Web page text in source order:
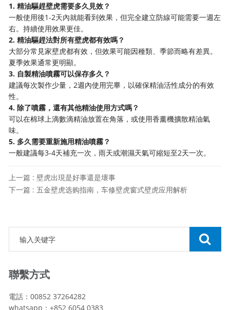
1. 精油驅趕壁虎需要多久見效？
一般使用後1-2天內就能看到效果，但完全建立防線可能需要一週左
右。持續使用效果更佳。
2. 精油驅趕法對所有壁虎都有效嗎？
大部分常見家壁虎都有效，但效果可能因種類、季節而略有差異。
夏季效果通常更明顯。
3. 自製精油噴霧可以保存多久？
建議每次製作少量，2週內使用完畢，以確保精油活性成分的有效
性。
4. 除了噴霧，還有其他精油使用方式嗎？
可以在棉球上滴數滴精油放置在角落，或使用香薰機擴散精油氣
味。
5. 多久需要重新施用精油噴霧？
一般建議每3-4天補充一次，雨天或潮濕天氣可縮短至2天一次。
上一篇 : 壁虎出現是好事還是壞事
下一篇 : 五金壁虎选购指南，车修壁虎窗式壁虎应用解析
聯繫方式
電話：00852 37264282
whatsapp：+852 6054 0383